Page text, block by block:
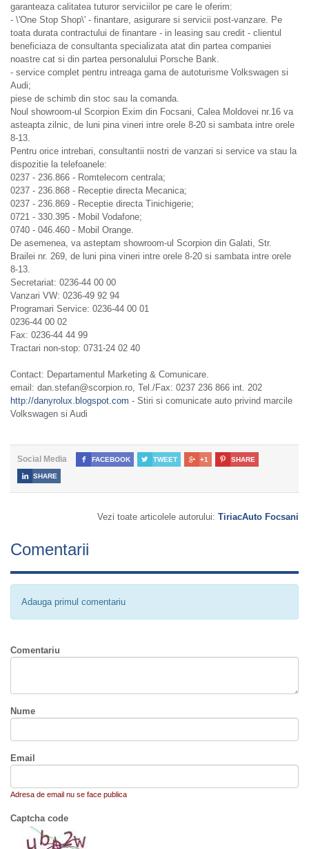
garanteaza calitatea tuturor serviciilor pe care le oferim:
- \'One Stop Shop\' - finantare, asigurare si servicii post-vanzare. Pe
toata durata contractului de finantare - in leasing sau credit - clientul
beneficiaza de consultanta specializata atat din partea companiei
noastre cat si din partea personalului Porsche Bank.
- service complet pentru intreaga gama de autoturisme Volkswagen si
Audi;
piese de schimb din stoc sau la comanda.
Noul showroom-ul Scorpion Exim din Focsani, Calea Moldovei nr.16 va
asteapta zilnic, de luni pina vineri intre orele 8-20 si sambata intre orele
8-13.
Pentru orice intrebari, consultantii nostri de vanzari si service va stau la
dispozitie la telefoanele:
0237 - 236.866 - Romtelecom centrala;
0237 - 236.868 - Receptie directa Mecanica;
0237 - 236.869 - Receptie directa Tinichigerie;
0721 - 330.395 - Mobil Vodafone;
0740 - 046.460 - Mobil Orange.
De asemenea, va asteptam showroom-ul Scorpion din Galati, Str.
Brailei nr. 269, de luni pina vineri intre orele 8-20 si sambata intre orele
8-13.
Secretariat: 0236-44 00 00
Vanzari VW: 0236-49 92 94
Programari Service: 0236-44 00 01
0236-44 00 02
Fax: 0236-44 44 99
Tractari non-stop: 0731-24 02 40
Contact: Departamentul Marketing & Comunicare.
email: dan.stefan@scorpion.ro, Tel./Fax: 0237 236 866 int. 202
http://danyrolux.blogspot.com - Stiri si comunicate auto privind marcile
Volkswagen si Audi
Social Media  FACEBOOK  TWEET  +1  SHARE
 SHARE
Vezi toate articolele autorului: TiriacAuto Focsani
Comentarii
Adauga primul comentariu
Comentariu
Nume
Email
Adresa de email nu se face publica
Captcha code